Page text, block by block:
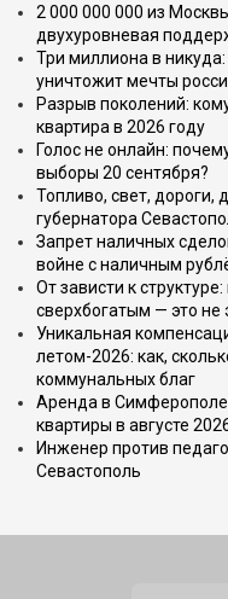
2 000 000 000 из
двухуровневая
Три миллиона в
уничтожит мечты
Разрыв поколений:
квартира в 2026 году
Голос не онлайн:
выборы 20 сентября?
Топливо, свет, дороги,
губернатора
Запрет наличных
войне с наличным
От зависти к
сверхбогатым — это не
Уникальная
летом-2026: как,
коммунальных благ
Аренда в
квартиры в августе
Инженер против
Севастополь